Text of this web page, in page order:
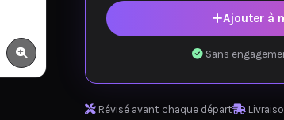
Ajouter à
Sans
Révisé avant chaque départ